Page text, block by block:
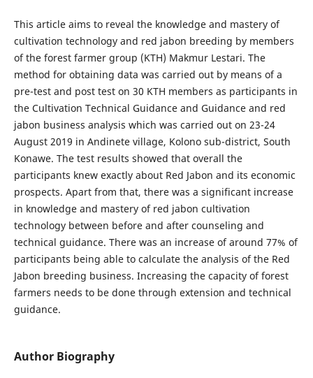
This article aims to reveal the knowledge and mastery of
cultivation technology and red jabon breeding by members
of the forest farmer group (KTH) Makmur Lestari. The
method for obtaining data was carried out by means of a
pre-test and post test on 30 KTH members as participants in
the Cultivation Technical Guidance and Guidance and red
jabon business analysis which was carried out on 23-24
August 2019 in Andinete village, Kolono sub-district, South
Konawe. The test results showed that overall the
participants knew exactly about Red Jabon and its economic
prospects. Apart from that, there was a significant increase
in knowledge and mastery of red jabon cultivation
technology between before and after counseling and
technical guidance. There was an increase of around 77% of
participants being able to calculate the analysis of the Red
Jabon breeding business. Increasing the capacity of forest
farmers needs to be done through extension and technical
guidance.
Author Biography